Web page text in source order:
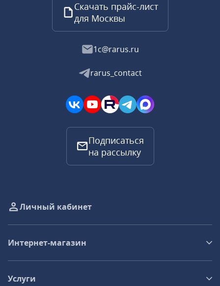
Скачать прайс-лист
для Москвы
1c@rarus.ru
rarus_contact
Подписаться
на рассылку
Личный кабинет
Интернет-магазин
Услуги